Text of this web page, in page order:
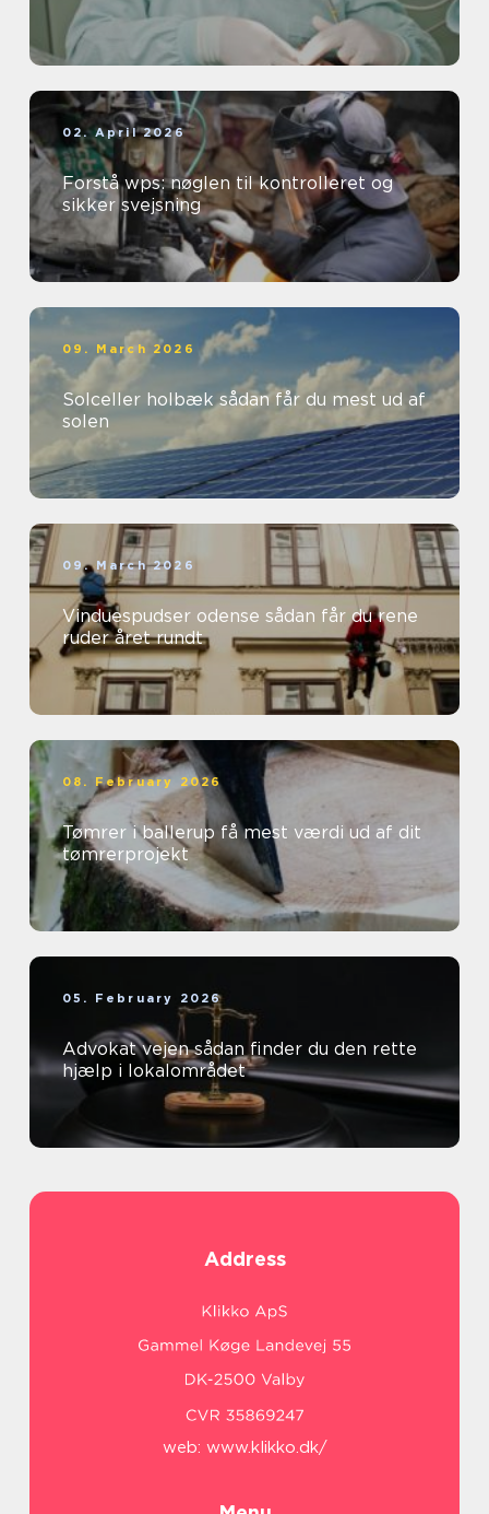
02. April 2026
Forstå wps: nøglen til kontrolleret og
sikker svejsning
09. March 2026
Solceller holbæk sådan får du mest ud af
solen
09. March 2026
Vinduespudser odense sådan får du rene
ruder året rundt
08. February 2026
Tømrer i ballerup få mest værdi ud af dit
tømrerprojekt
05. February 2026
Advokat vejen sådan finder du den rette
hjælp i lokalområdet
Address
web: www.klikko.dk/